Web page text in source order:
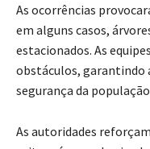
As ocorrências
em alguns casos,
estacionados. As
obstáculos, garantindo
segurança da
As autoridades